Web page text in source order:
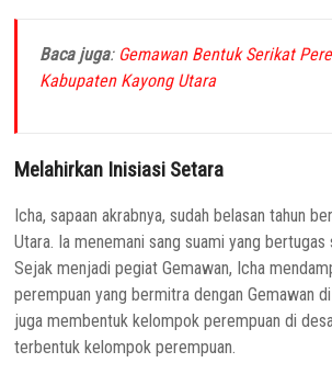
Baca juga: Gemawan Bentuk Serikat
Kabupaten Kayong Utara
Melahirkan Inisiasi Setara
Icha, sapaan akrabnya, sudah belasan tahun
Utara. Ia menemani sang suami yang bertugas
Sejak menjadi pegiat Gemawan, Icha
perempuan yang bermitra dengan Gemawan
juga membentuk kelompok perempuan di
terbentuk kelompok perempuan.